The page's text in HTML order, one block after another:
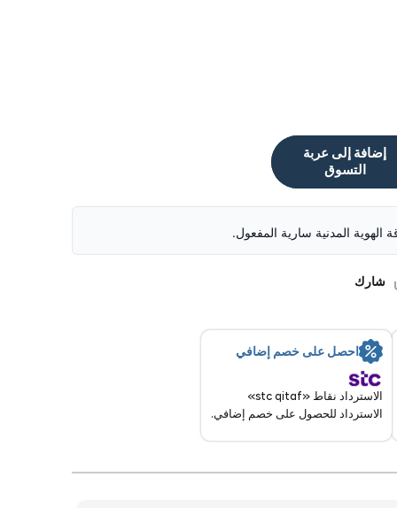
إضافة إلى عربة
التسوق
الهوية المدنية سارية المفعول.
شارك
احصل على خصم إضافي
الاسترداد نقاط «stc qitaf»
الاسترداد للحصول على خصم إضافي.